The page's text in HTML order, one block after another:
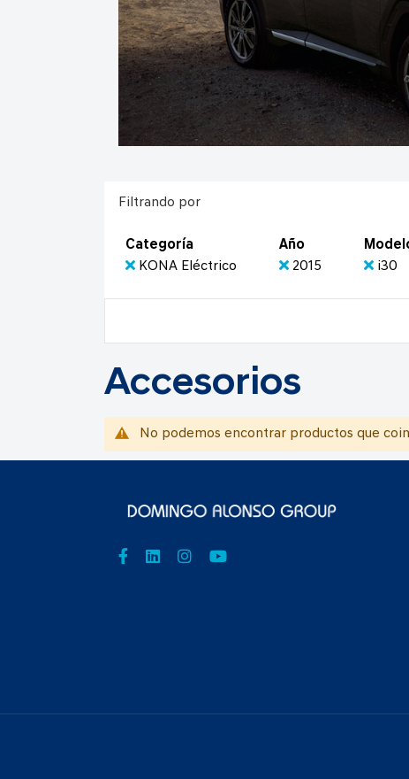
Filtrando por
Categoría
KONA Eléctrico
Año
2015
i30
Accesorios
No podemos encontrar productos que